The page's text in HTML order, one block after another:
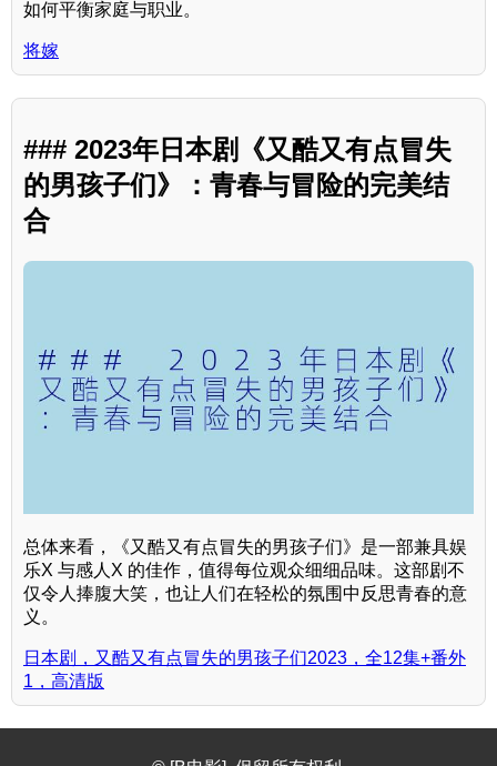
如何平衡家庭与职业。
将嫁
### 2023年日本剧《又酷又有点冒失
的男孩子们》：青春与冒险的完美结
合
总体来看，《又酷又有点冒失的男孩子们》是一部兼具娱
乐X 与感人X 的佳作，值得每位观众细细品味。这部剧不
仅令人捧腹大笑，也让人们在轻松的氛围中反思青春的意
义。
日本剧，又酷又有点冒失的男孩子们2023，全12集+番外
1，高清版